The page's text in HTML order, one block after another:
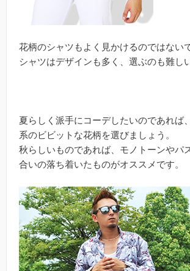
花柄のシャツもよく見かけるのではない
シャツはデザインも多く、選ぶのも難し
夏らしく派手にコーデしたいのであれば
系のビビットな花柄を選びましょう。
秋らしいものであれば、モノトーンやパ
合いの落ち着いたものがオススメです。